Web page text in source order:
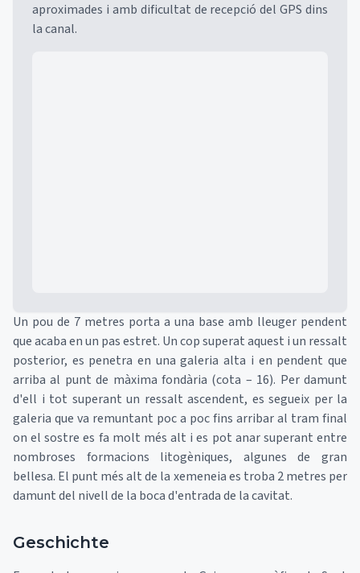
aproximades i amb dificultat de recepció del GPS dins
la canal.
Un pou de 7 metres porta a una base amb lleuger pendent
que acaba en un pas estret. Un cop superat aquest i un ressalt
posterior, es penetra en una galeria alta i en pendent que
arriba al punt de màxima fondària (cota – 16). Per damunt
d'ell i tot superant un ressalt ascendent, es segueix per la
galeria que va remuntant poc a poc fins arribar al tram final
on el sostre es fa molt més alt i es pot anar superant entre
nombroses formacions litogèniques, algunes de gran
bellesa. El punt més alt de la xemeneia es troba 2 metres per
damunt del nivell de la boca d'entrada de la cavitat.
Geschichte